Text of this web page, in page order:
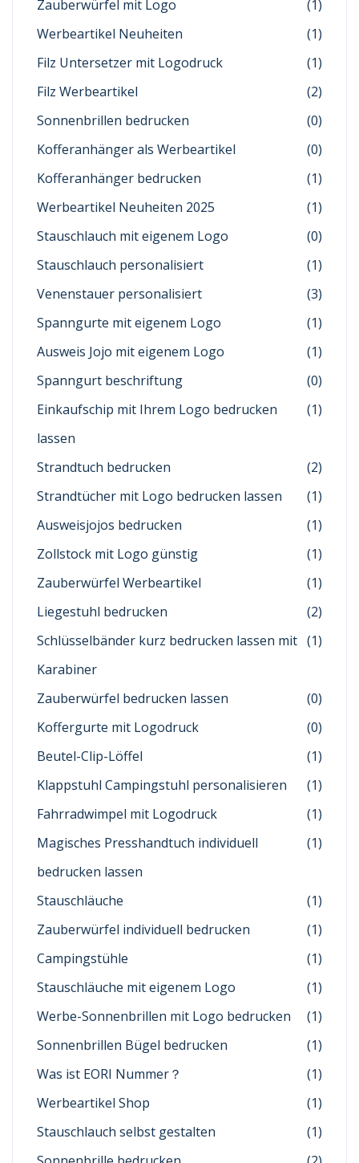
Zauberwürfel mit Logo
(1)
Werbeartikel Neuheiten
(1)
Filz Untersetzer mit Logodruck
(1)
Filz Werbeartikel
(2)
Sonnenbrillen bedrucken
(0)
Kofferanhänger als Werbeartikel
(0)
Kofferanhänger bedrucken
(1)
Werbeartikel Neuheiten 2025
(1)
Stauschlauch mit eigenem Logo
(0)
Stauschlauch personalisiert
(1)
Venenstauer personalisiert
(3)
Spanngurte mit eigenem Logo
(1)
Ausweis Jojo mit eigenem Logo
(1)
Spanngurt beschriftung
(0)
Einkaufschip mit Ihrem Logo bedrucken
lassen
(1)
Strandtuch bedrucken
(2)
Strandtücher mit Logo bedrucken lassen
(1)
Ausweisjojos bedrucken
(1)
Zollstock mit Logo günstig
(1)
Zauberwürfel Werbeartikel
(1)
Liegestuhl bedrucken
(2)
Schlüsselbänder kurz bedrucken lassen mit
Karabiner
(1)
Zauberwürfel bedrucken lassen
(0)
Koffergurte mit Logodruck
(0)
Beutel-Clip-Löffel
(1)
Klappstuhl Campingstuhl personalisieren
(1)
Fahrradwimpel mit Logodruck
(1)
Magisches Presshandtuch individuell
bedrucken lassen
(1)
Stauschläuche
(1)
Zauberwürfel individuell bedrucken
(1)
Campingstühle
(1)
Stauschläuche mit eigenem Logo
(1)
Werbe-Sonnenbrillen mit Logo bedrucken
(1)
Sonnenbrillen Bügel bedrucken
(1)
Was ist EORI Nummer？
(1)
Werbeartikel Shop
(1)
Stauschlauch selbst gestalten
(1)